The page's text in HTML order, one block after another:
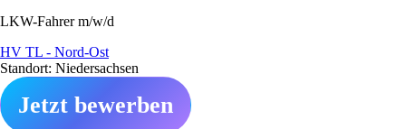
LKW-Fahrer m/w/d
HV TL - Nord-Ost
Standort: Niedersachsen
Jetzt bewerben